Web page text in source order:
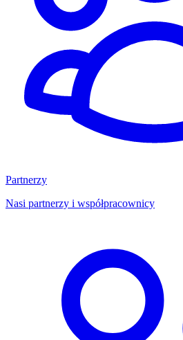
Partnerzy
Nasi partnerzy i współpracownicy